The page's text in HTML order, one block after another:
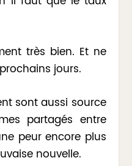
très bien. Et ne
jours.
sont aussi source
partagés entre
peur encore plus
nouvelle.